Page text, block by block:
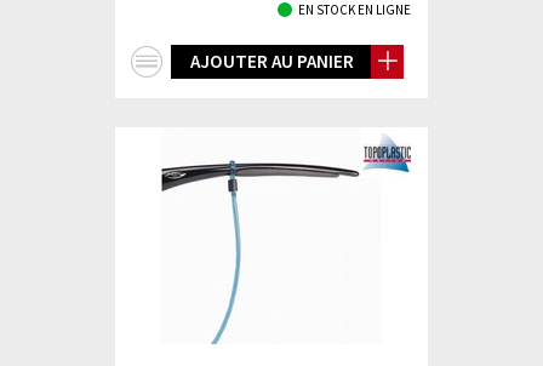
EN STOCK EN LIGNE
AJOUTER AU PANIER